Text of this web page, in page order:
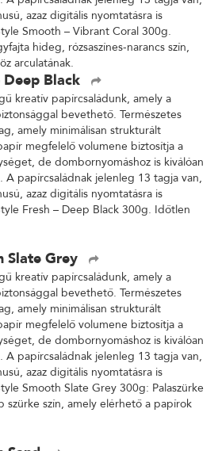
A papírcsaládnak jelenleg 13 tagja van,
azaz digitális nyomtatásra is
Smooth – Vibrant Coral 300g.
hideg, rózsaszínes-narancs szín,
arculatának.
Deep Black
kreatív papírcsaládunk, amely a
bevethető. Természetes
amely minimálisan strukturált
megfelelő volumene biztosítja a
de dombornyomáshoz is kiválóan
A papírcsaládnak jelenleg 13 tagja van,
azaz digitális nyomtatásra is
Fresh – Deep Black 300g. Időtlen
Slate Grey
kreatív papírcsaládunk, amely a
bevethető. Természetes
amely minimálisan strukturált
megfelelő volumene biztosítja a
de dombornyomáshoz is kiválóan
A papírcsaládnak jelenleg 13 tagja van,
azaz digitális nyomtatásra is
Smooth Slate Grey 300g: Palaszürke
szürke szín, amely elérhető a papírok